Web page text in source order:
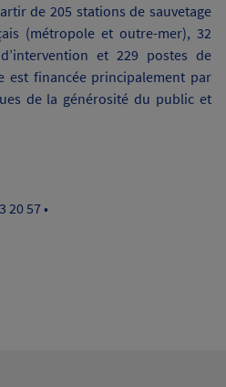
de 205 stations de sauvetage
(métropole et outre-mer), 32
et 229 postes de
est financée principalement par
de la générosité du public et
20 57 •